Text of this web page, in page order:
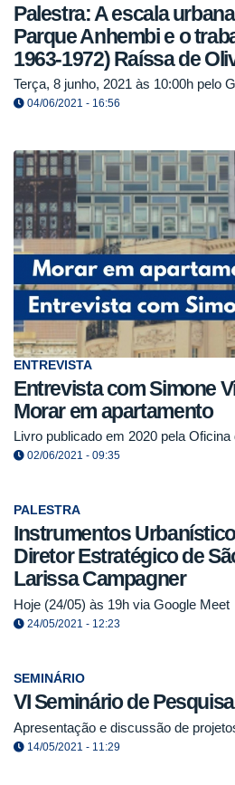
Palestra: A escala
Parque Anhembi e o
1963-1972) Raíssa de
Terça, 8 junho, 2021 às 10:00h pelo
04/06/2021 - 16:56
ENTREVISTA
Entrevista com Simone
Morar em apartamento
Livro publicado em 2020 pela Oficina
02/06/2021 - 09:35
PALESTRA
Instrumentos
Diretor Estratégico de
Larissa Campagner
Hoje (24/05) às 19h via Google Meet
24/05/2021 - 12:23
SEMINÁRIO
VI Seminário de
Apresentação e discussão de
14/05/2021 - 11:29